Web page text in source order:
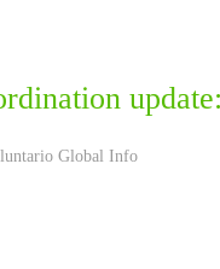
Global Info